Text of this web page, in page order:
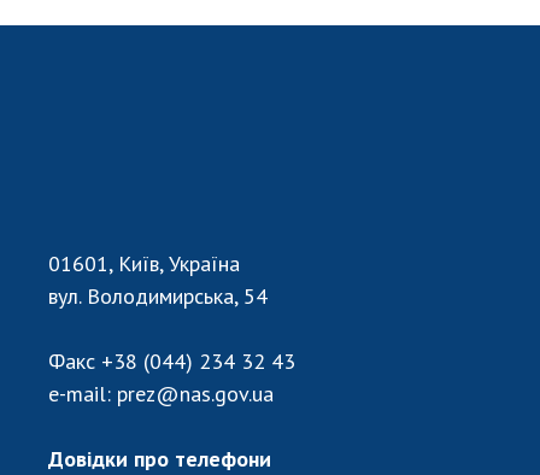
01601, Київ, Україна
вул. Володимирська, 54
Факс +38 (044) 234 32 43
e-mail: prez@nas.gov.ua
Довідки про телефони